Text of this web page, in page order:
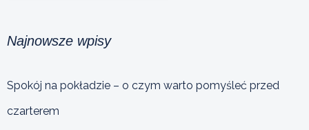
Najnowsze wpisy
Spokój na pokładzie – o czym warto pomyśleć przed
czarterem